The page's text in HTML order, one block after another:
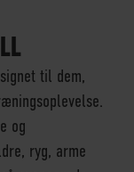
til dem,
og
ryg, arme